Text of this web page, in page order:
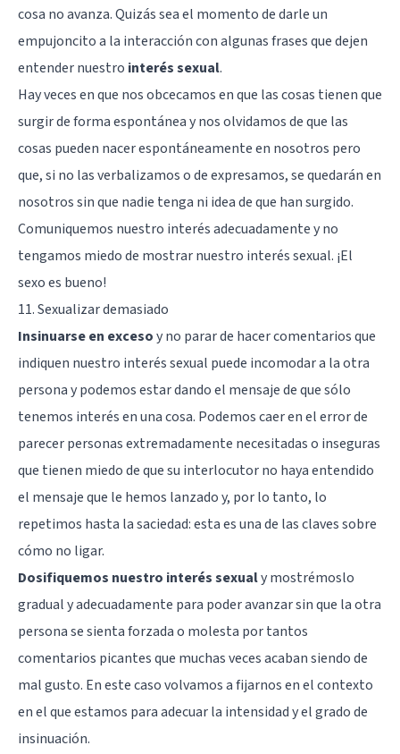
cosa no avanza. Quizás sea el momento de darle un
empujoncito a la interacción con algunas frases que dejen
entender nuestro interés sexual.
Hay veces en que nos obcecamos en que las cosas tienen que
surgir de forma espontánea y nos olvidamos de que las
cosas pueden nacer espontáneamente en nosotros pero
que, si no las verbalizamos o de expresamos, se quedarán en
nosotros sin que nadie tenga ni idea de que han surgido.
Comuniquemos nuestro interés adecuadamente y no
tengamos miedo de mostrar nuestro interés sexual. ¡El
sexo es bueno!
11. Sexualizar demasiado
Insinuarse en excesoy no parar de hacer comentarios que
indiquen nuestro interés sexual puede incomodar a la otra
persona y podemos estar dando el mensaje de que sólo
tenemos interés en una cosa. Podemos caer en el error de
parecer personas extremadamente necesitadas o inseguras
que tienen miedo de que su interlocutor no haya entendido
el mensaje que le hemos lanzado y, por lo tanto, lo
repetimos hasta la saciedad: esta es una de las claves sobre
cómo no ligar.
Dosifiquemos nuestro interés sexualy mostrémoslo
gradual y adecuadamente para poder avanzar sin que la otra
persona se sienta forzada o molesta por tantos
comentarios picantes que muchas veces acaban siendo de
mal gusto. En este caso volvamos a fijarnos en el contexto
en el que estamos para adecuar la intensidad y el grado de
insinuación.